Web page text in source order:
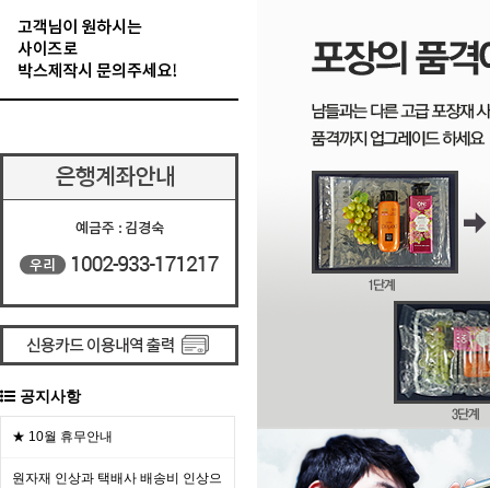
공지사항
★ 10월 휴무안내
원자재 인상과 택배사 배송비 인상으